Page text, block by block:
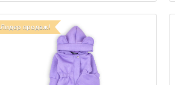
Лидер продаж!